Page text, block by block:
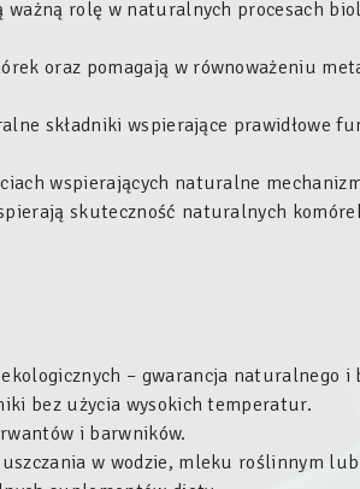
rolę w naturalnych procesach
oraz pomagają w równoważeniu
składniki wspierające prawidłowe
wspierających naturalne
skuteczność naturalnych
– gwarancja naturalnego i
bez użycia wysokich temperatur.
i barwników.
w wodzie, mleku roślinnym